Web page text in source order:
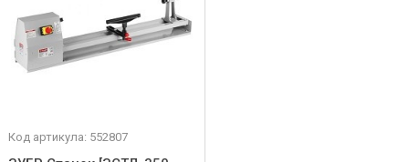
Код артикула: 552807